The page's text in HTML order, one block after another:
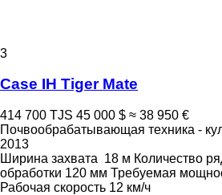
3
Case IH Tiger Mate
414 700 TJS 45 000 $ ≈ 38 950 €
Почвообрабатывающая техника -
2013
Ширина захвата 18 м Количество
обработки 120 мм Требуемая
Рабочая скорость 12 км/ч